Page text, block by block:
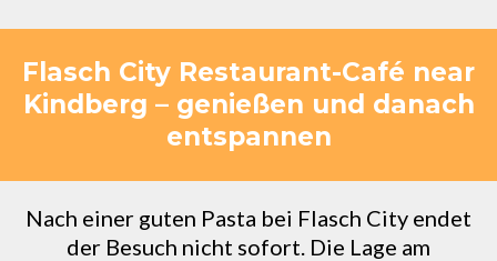
Flasch City Restaurant-Café near
Kindberg – genießen und danach
entspannen
Nach einer guten Pasta bei Flasch City endet
der Besuch nicht sofort. Die Lage am